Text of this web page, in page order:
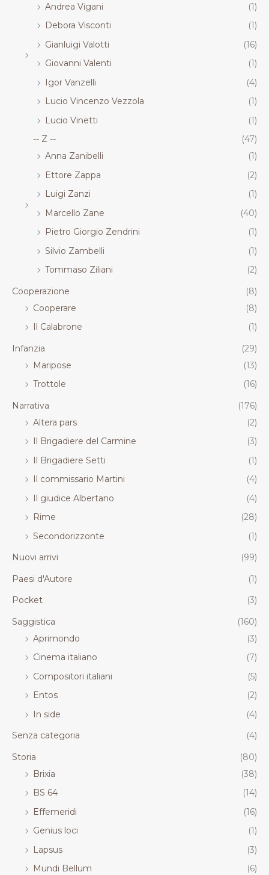
Andrea Vigani
(1)
Debora Visconti
(1)
Gianluigi Valotti
(16)
Giovanni Valenti
(1)
Igor Vanzelli
(4)
Lucio Vincenzo Vezzola
(1)
Lucio Vinetti
(1)
-- Z --
(47)
Anna Zanibelli
(1)
Ettore Zappa
(2)
Luigi Zanzi
(1)
Marcello Zane
(40)
Pietro Giorgio Zendrini
(1)
Silvio Zambelli
(1)
Tommaso Ziliani
(2)
Cooperazione
(8)
Cooperare
(8)
Il Calabrone
(1)
Infanzia
(29)
Maripose
(13)
Trottole
(16)
Narrativa
(176)
Altera pars
(2)
Il Brigadiere del Carmine
(3)
Il Brigadiere Setti
(1)
Il commissario Martini
(4)
Il giudice Albertano
(4)
Rime
(28)
Secondorizzonte
(1)
Nuovi arrivi
(99)
Paesi d'Autore
(1)
Pocket
(3)
Saggistica
(160)
Aprimondo
(3)
Cinema italiano
(7)
Compositori italiani
(5)
Entos
(2)
In side
(4)
Senza categoria
(4)
Storia
(80)
Brixia
(38)
BS 64
(14)
Effemeridi
(16)
Genius loci
(1)
Lapsus
(3)
Mundi Bellum
(6)